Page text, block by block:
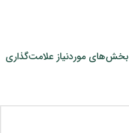
بخش‌های موردنیاز علامت‌گذاری